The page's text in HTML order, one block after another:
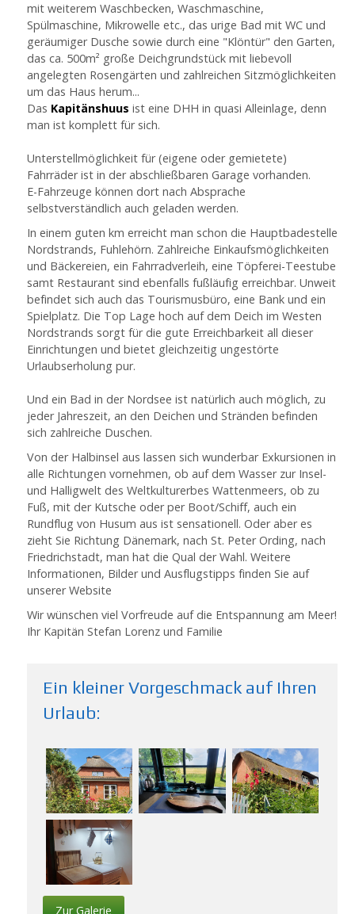
mit weiterem Waschbecken, Waschmaschine,
Spülmaschine, Mikrowelle etc., das urige Bad mit WC und
geräumiger Dusche sowie durch eine "Klöntür" den Garten,
das ca. 500m² große Deichgrundstück mit liebevoll
angelegten Rosengärten und zahlreichen Sitzmöglichkeiten
um das Haus herum...
Das Kapitänshuus ist eine DHH in quasi Alleinlage, denn
man ist komplett für sich.
Unterstellmöglichkeit für (eigene oder gemietete)
Fahrräder ist in der abschließbaren Garage vorhanden.
E-Fahrzeuge können dort nach Absprache
selbstverständlich auch geladen werden.
In einem guten km erreicht man schon die Hauptbadestelle
Nordstrands, Fuhlehörn. Zahlreiche Einkaufsmöglichkeiten
und Bäckereien, ein Fahrradverleih, eine Töpferei-Teestube
samt Restaurant sind ebenfalls fußläufig erreichbar. Unweit
befindet sich auch das Tourismusbüro, eine Bank und ein
Spielplatz. Die Top Lage hoch auf dem Deich im Westen
Nordstrands sorgt für die gute Erreichbarkeit all dieser
Einrichtungen und bietet gleichzeitig ungestörte
Urlaubserholung pur.
Und ein Bad in der Nordsee ist natürlich auch möglich, zu
jeder Jahreszeit, an den Deichen und Stränden befinden
sich zahlreiche Duschen.
Von der Halbinsel aus lassen sich wunderbar Exkursionen in
alle Richtungen vornehmen, ob auf dem Wasser zur Insel-
und Halligwelt des Weltkulturerbes Wattenmeers, ob zu
Fuß, mit der Kutsche oder per Boot/Schiff, auch ein
Rundflug von Husum aus ist sensationell. Oder aber es
zieht Sie Richtung Dänemark, nach St. Peter Ording, nach
Friedrichstadt, man hat die Qual der Wahl. Weitere
Informationen, Bilder und Ausflugstipps finden Sie auf
unserer Website
Wir wünschen viel Vorfreude auf die Entspannung am Meer!
Ihr Kapitän Stefan Lorenz und Familie
Ein kleiner Vorgeschmack auf Ihren
Urlaub:
Zur Galerie